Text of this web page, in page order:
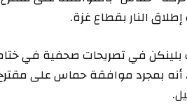
النار بقطاع غزة.
في تصريحات صحفية في ختام
أنه بمجرد موافقة حماس على